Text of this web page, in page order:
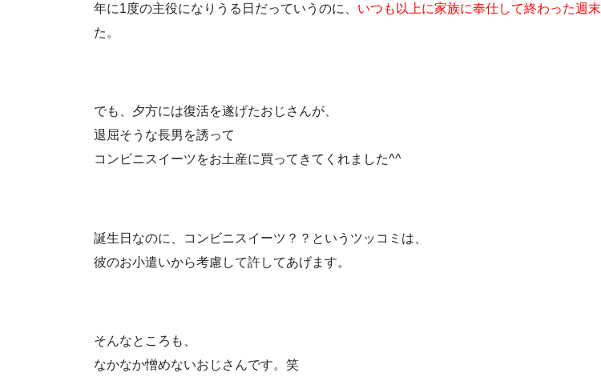
年に1度の主役になりうる日だっていうのに、 いつも以上に家族に奉仕して終わった週末
た。
でも、夕方には復活を遂げたおじさんが、
退屈そうな長男を誘って
コンビニスイーツをお土産に買ってきてくれました^^
誕生日なのに、コンビニスイーツ？？というツッコミは、
彼のお小遣いから考慮して許してあげます。
そんなところも、
なかなか憎めないおじさんです。笑